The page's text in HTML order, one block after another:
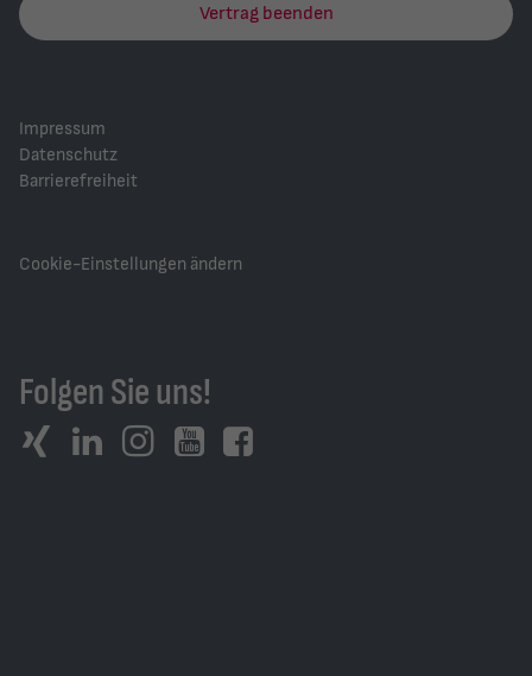
Vertrag beenden
Impressum
Datenschutz
Barrierefreiheit
Cookie-Einstellungen ändern
Folgen Sie uns!